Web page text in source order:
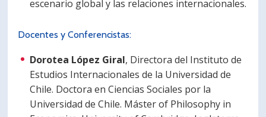
escenario global y las relaciones internacionales.
Docentes y Conferencistas:
Dorotea López Giral, Directora del Instituto de
Estudios Internacionales de la Universidad de
Chile. Doctora en Ciencias Sociales por la
Universidad de Chile. Máster of Philosophy in